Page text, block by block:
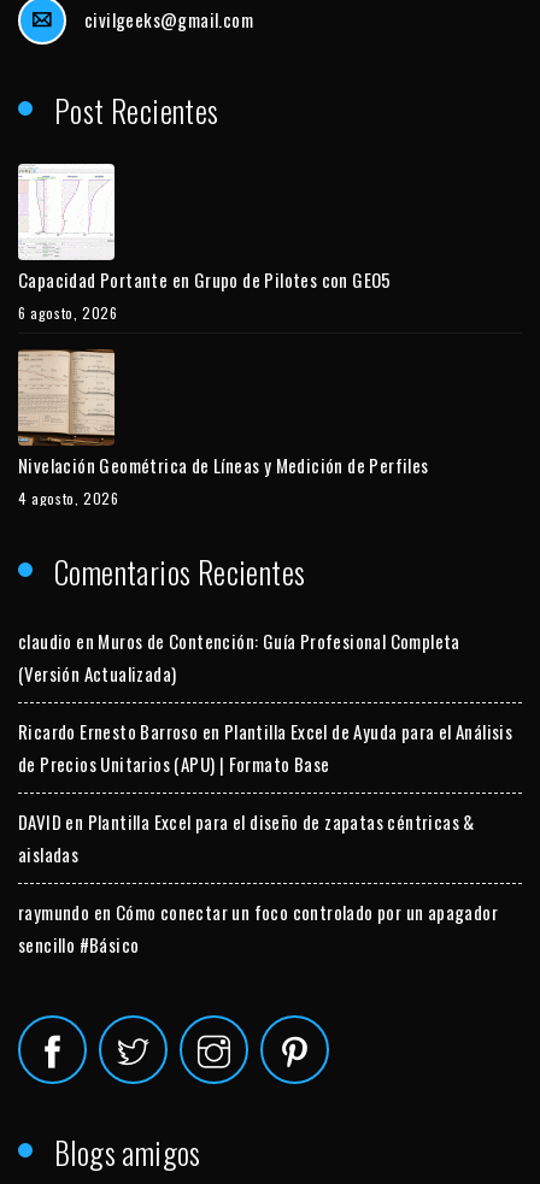
civilgeeks@gmail.com
Post Recientes
Capacidad Portante en Grupo de Pilotes con GEO5
6 agosto, 2026
Nivelación Geométrica de Líneas y Medición de Perfiles
4 agosto, 2026
Comentarios Recientes
claudio en Muros de Contención: Guía Profesional Completa
(Versión Actualizada)
Ricardo Ernesto Barroso en Plantilla Excel de Ayuda para el Análisis
de Precios Unitarios (APU) | Formato Base
DAVID en Plantilla Excel para el diseño de zapatas céntricas &
aisladas
raymundo en Cómo conectar un foco controlado por un apagador
sencillo #Básico
Blogs amigos